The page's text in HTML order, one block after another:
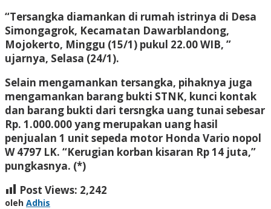
“Tersangka diamankan di rumah istrinya di Desa
Simongagrok, Kecamatan Dawarblandong,
Mojokerto, Minggu (15/1) pukul 22.00 WIB, ”
ujarnya, Selasa (24/1).
Selain mengamankan tersangka, pihaknya juga
mengamankan barang bukti STNK, kunci kontak
dan barang bukti dari tersngka uang tunai sebesar
Rp. 1.000.000 yang merupakan uang hasil
penjualan 1 unit sepeda motor Honda Vario nopol
W 4797 LK. “Kerugian korban kisaran Rp 14 juta,”
pungkasnya. (*)
Post Views: 2,242
oleh Adhis